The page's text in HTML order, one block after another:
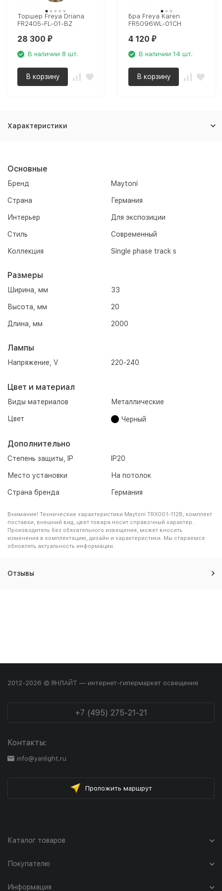
Торшер Freya Driana
FR2405-FL-01-BZ
28 300 ₽
В наличии 8 шт.
В корзину
Бра Freya Karen
FR5096WL-01CH
4 120 ₽
В наличии 14 шт.
В корзину
Характеристики
Основные
Бренд Maytoni
Страна Германия
Интерьер Для экспозиции
Стиль Современный
Коллекция Single phase track s
Размеры
Ширина, мм 33
Высота, мм 20
Длина, мм 2000
Лампы
Напряжение, V 220-240
Цвет и материал
Виды материалов Металлические
Цвет Черный
Дополнительно
Степень защиты, IP IP20
Место установки На потолок
Страна бренда Германия
Внимание! Технические характеристики Maytoni TRX001-112B, комплект
поставки, внешний вид, цвет товара носит справочный характер.
Производитель без обязательного извещения, может вносить
изменения в комплектацию, дизайн и характеристики. Мы стараемся
обновлять актуальность информации.
Отзывы
2012-2026 © ЯНЛАЙТ — интернет-гипермаркет освещения
+7 (495) 275-21-21
Контакты:
info@yanlight.ru
Проложить маршрут
Каталог товаров
Покупателю
Информация